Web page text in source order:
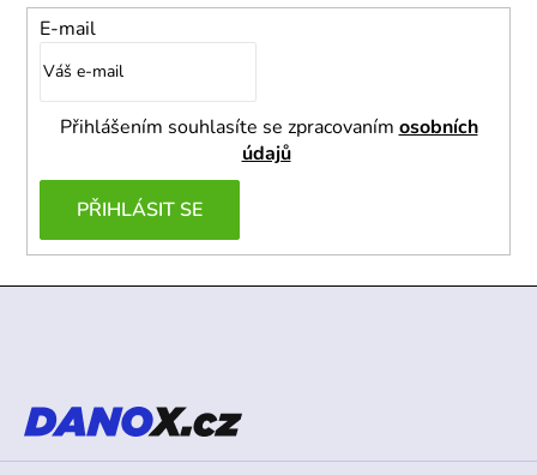
E-mail
Přihlášením souhlasíte se zpracovaním osobních
údajů
PŘIHLÁSIT SE
t